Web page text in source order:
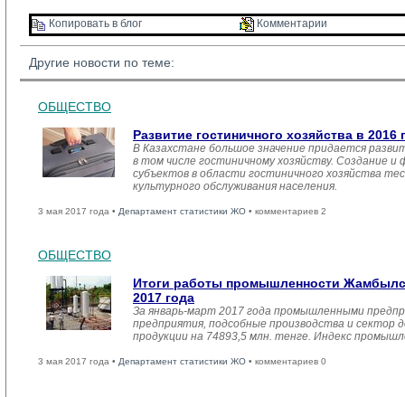
Копировать в блог Комментарии
Другие новости по теме:
ОБЩЕСТВО
Развитие гостиничного хозяйства в 2016
В Казахстане большое значение придается
в том числе гостиничному хозяйству. Создание
субъектов в области гостиничного хозяйства
культурного обслуживания населения.
3 мая 2017 года • Департамент статистики ЖО • комментариев 2
ОБЩЕСТВО
Итоги работы промышленности
2017 года
За январь-март 2017 года промышленными
предприятия, подсобные производства и сектор
продукции на 74893,5 млн. тенге. Индекс
3 мая 2017 года • Департамент статистики ЖО • комментариев 0